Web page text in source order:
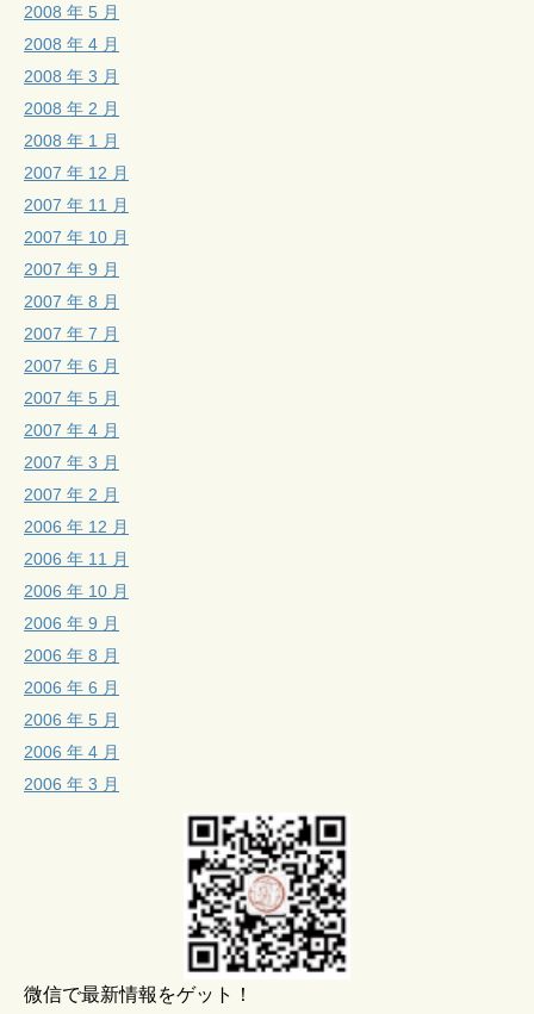
2008 年 5 月
2008 年 4 月
2008 年 3 月
2008 年 2 月
2008 年 1 月
2007 年 12 月
2007 年 11 月
2007 年 10 月
2007 年 9 月
2007 年 8 月
2007 年 7 月
2007 年 6 月
2007 年 5 月
2007 年 4 月
2007 年 3 月
2007 年 2 月
2006 年 12 月
2006 年 11 月
2006 年 10 月
2006 年 9 月
2006 年 8 月
2006 年 6 月
2006 年 5 月
2006 年 4 月
2006 年 3 月
微信で最新情報をゲット！